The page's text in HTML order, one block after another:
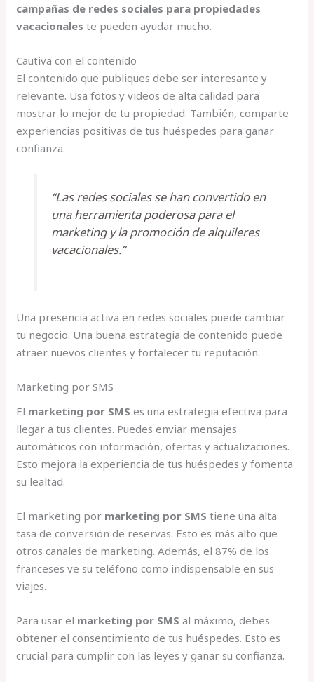
campañas de redes sociales para propiedades
vacacionales te pueden ayudar mucho.
Cautiva con el contenido
El contenido que publiques debe ser interesante y
relevante. Usa fotos y videos de alta calidad para
mostrar lo mejor de tu propiedad. También, comparte
experiencias positivas de tus huéspedes para ganar
confianza.
“Las redes sociales se han convertido en
una herramienta poderosa para el
marketing y la promoción de alquileres
vacacionales.”
Una presencia activa en redes sociales puede cambiar
tu negocio. Una buena estrategia de contenido puede
atraer nuevos clientes y fortalecer tu reputación.
Marketing por SMS
El marketing por SMS es una estrategia efectiva para
llegar a tus clientes. Puedes enviar mensajes
automáticos con información, ofertas y actualizaciones.
Esto mejora la experiencia de tus huéspedes y fomenta
su lealtad.
El marketing por marketing por SMS tiene una alta
tasa de conversión de reservas. Esto es más alto que
otros canales de marketing. Además, el 87% de los
franceses ve su teléfono como indispensable en sus
viajes.
Para usar el marketing por SMS al máximo, debes
obtener el consentimiento de tus huéspedes. Esto es
crucial para cumplir con las leyes y ganar su confianza.